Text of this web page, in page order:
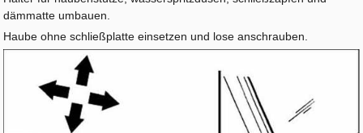
dämmatte umbauen.
Haube ohne schließplatte einsetzen und lose anschrauben.